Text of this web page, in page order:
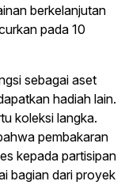
berkelanjutan
pada 10
sebagai aset
hadiah lain.
koleksi langka.
pembakaran
kepada partisipan
bagian dari proyek